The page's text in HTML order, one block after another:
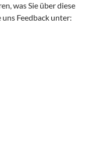
was Sie über diese
uns Feedback unter: